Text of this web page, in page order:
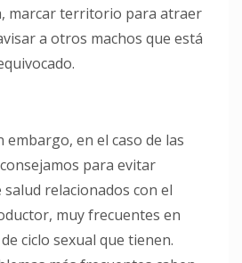
marcar territorio para atraer
a otros machos que está
embargo, en el caso de las
para evitar
relacionados con el
muy frecuentes en
ciclo sexual que tienen.